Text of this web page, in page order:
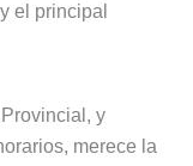
el principal
y
merece la